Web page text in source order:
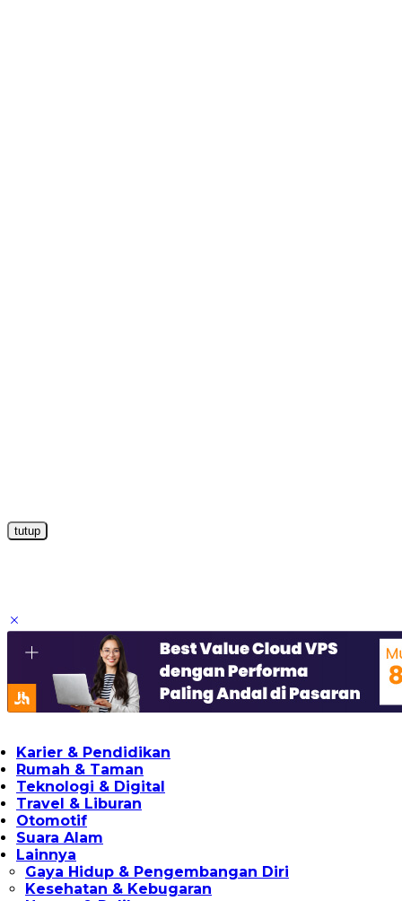
tutup
Karier & Pendidikan
Rumah & Taman
Teknologi & Digital
Travel & Liburan
Otomotif
Suara Alam
Lainnya
Gaya Hidup & Pengembangan Diri
Kesehatan & Kebugaran